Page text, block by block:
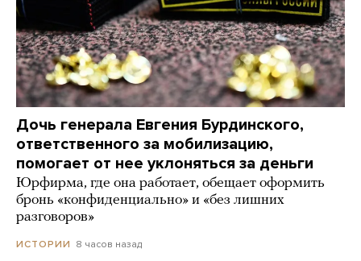
Дочь генерала Евгения Бурдинского,
ответственного за мобилизацию,
помогает от нее уклоняться за деньги
Юрфирма, где она работает, обещает оформить
бронь «конфиденциально» и «без лишних
разговоров»
ИСТОРИИ 8 часов назад